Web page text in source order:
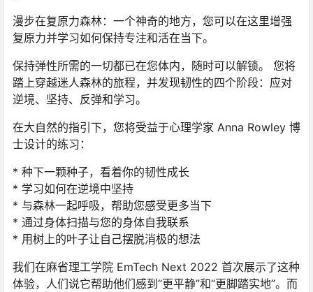
漫步在复原力森林：一个神奇的地方，您可以在这里增强
复原力并学习如何保持专注和活在当下。
保持弹性所需的一切都已在您体内，随时可以解锁。 您将
踏上穿越迷人森林的旅程，并发现韧性的四个阶段：应对
逆境、坚持、反弹和学习。
在大自然的指引下，您将受益于心理学家 Anna Rowley 博
士设计的练习：
* 种下一颗种子，看着你的韧性成长
* 学习如何在逆境中坚持
* 与森林一起呼吸，帮助您感受更多当下
* 通过身体扫描与您的身体自我联系
* 用树上的叶子让自己摆脱消极的想法
我们在麻省理工学院 EmTech Next 2022 首次展示了这种
体验，人们说它帮助他们感到“更平静”和“更脚踏实地”。而